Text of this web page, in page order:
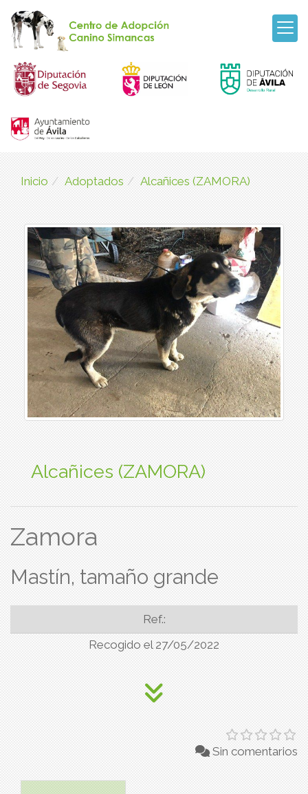
Inicio Adoptados Alcañices (ZAMORA)
Alcañices (ZAMORA)
Zamora
Mastín, tamaño grande
Ref.:
Recogido el 27/05/2022
Sin comentarios